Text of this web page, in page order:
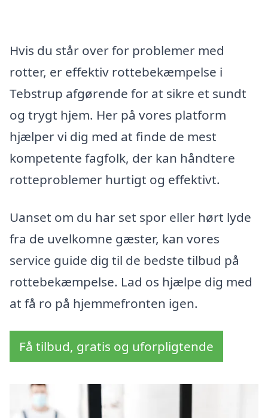
Hvis du står over for problemer med
rotter, er effektiv rottebekæmpelse i
Tebstrup afgørende for at sikre et sundt
og trygt hjem. Her på vores platform
hjælper vi dig med at finde de mest
kompetente fagfolk, der kan håndtere
rotteproblemer hurtigt og effektivt.
Uanset om du har set spor eller hørt lyde
fra de uvelkomne gæster, kan vores
service guide dig til de bedste tilbud på
rottebekæmpelse. Lad os hjælpe dig med
at få ro på hjemmefronten igen.
Få tilbud, gratis og uforpligtende